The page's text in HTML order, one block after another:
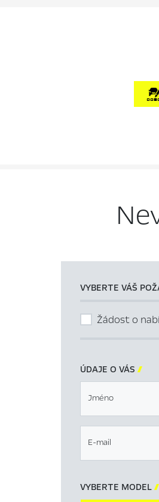
VYBERTE VÁŠ
Žádost o
ÚDAJE O VÁS 
Jméno
E-mail
VYBERTE MODEL 